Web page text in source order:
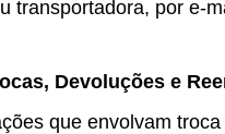
transportadora, por e-
Devoluções e
que envolvam